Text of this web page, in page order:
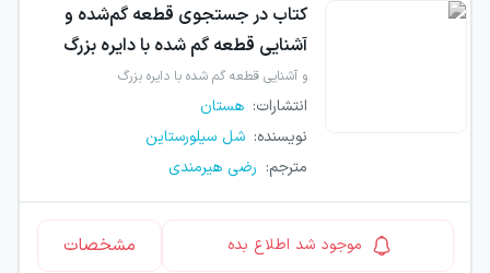
کتاب در جستجوی قطعه گم‌شده و
آشنایی قطعه گم شده با دایره بزرگ
و آشنایی قطعه گم شده با دایره بزرگ
انتشارات: هستان
نویسنده: شل سیلورستاین
مترجم: رضی هیرمندی
موجود شد اطلاع بده مشخصات